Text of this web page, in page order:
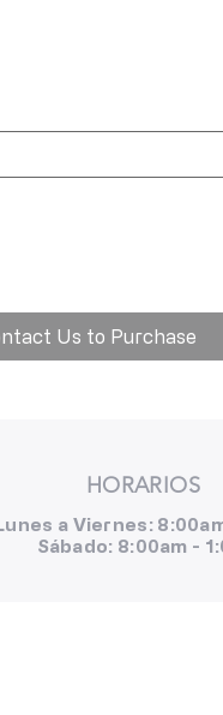
Us to Purchase
HORARIOS
a Viernes:
Sábado: 8:00am -